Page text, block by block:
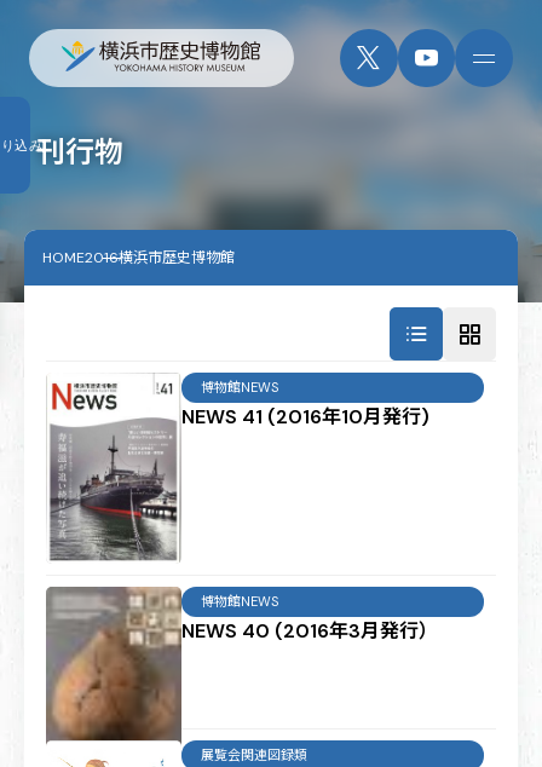
刊行物
HOME2016横浜市歴史博物館
NEWS 41 (2016年10月発行)
博物館NEWS
NEWS 40 (2016年3月発行）
博物館NEWS
展覧会関連図録類
込み